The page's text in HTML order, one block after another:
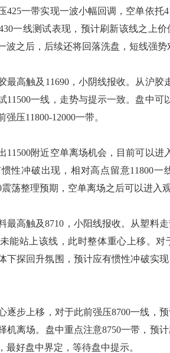
一带实现一波小幅回调，空单依托
一线测试表现，预计刷新该线之上
波之后，后续还将回落洗盘，短线强势
高触及11690，小阴线报收。从沪胶
11500一线，走势与提示一致。盘中可
压11800-12000一带。
附近空单离场机会，目前可以进
性冲破出现，相对高点留意11800一
荡整理预期，空单离场之后可以进入
高触及8710，小阳线报收。从塑料走
能站上该线，此时整体重心上移。
下探回升氛围，预计应有惯性冲破实
步上移，对于此前强压8700一线，预
机离场。盘中重点注意8750一带，预
最好盘中界定，等待盘中提示。